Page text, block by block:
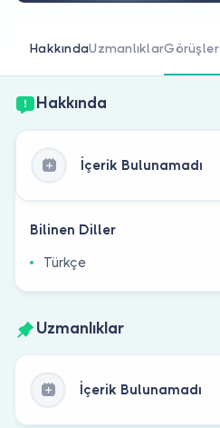
HakkındaUzmanlıklarGörüşler
Hakkında
İçerik Bulunamadı
Bilinen Diller
Türkçe
Uzmanlıklar
İçerik Bulunamadı